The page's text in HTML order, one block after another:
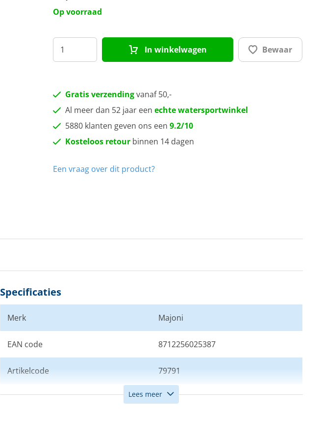
Op voorraad
In winkelwagen Bewaar
Gratis verzendingvanaf 50,-
Al meer dan 52 jaar een echte watersportwinkel
5880 klanten geven ons een 9.2/10
Kosteloos retourbinnen 14 dagen
Een vraag over dit product?
Specificaties
Merk Majoni
EAN code 8712256025387
Artikelcode 79791
Kleur Antraciet
Lees meer